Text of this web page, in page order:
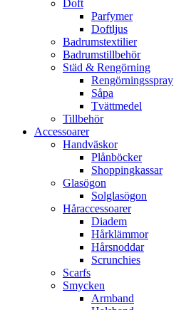
Doft
Parfymer
Doftljus
Badrumstextilier
Badrumstillbehör
Städ & Rengörning
Rengörningsspray
Såpa
Tvättmedel
Tillbehör
Accessoarer
Handväskor
Plånböcker
Shoppingkassar
Glasögon
Solglasögon
Håraccessoarer
Diadem
Hårklämmor
Hårsnoddar
Scrunchies
Scarfs
Smycken
Armband